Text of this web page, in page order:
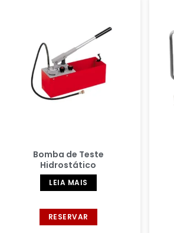
Bomba de Teste
Hidrostático
LEIA MAIS
RESERVAR